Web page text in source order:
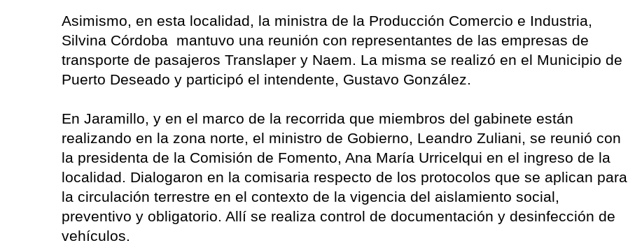
Asimismo, en esta localidad, la ministra de la Producción Comercio e Industria,
Silvina Córdoba mantuvo una reunión con representantes de las empresas de
transporte de pasajeros Translaper y Naem. La misma se realizó en el Municipio de
Puerto Deseado y participó el intendente, Gustavo González.
En Jaramillo, y en el marco de la recorrida que miembros del gabinete están
realizando en la zona norte, el ministro de Gobierno, Leandro Zuliani, se reunió con
la presidenta de la Comisión de Fomento, Ana María Urricelqui en el ingreso de la
localidad. Dialogaron en la comisaria respecto de los protocolos que se aplican para
la circulación terrestre en el contexto de la vigencia del aislamiento social,
preventivo y obligatorio. Allí se realiza control de documentación y desinfección de
vehículos.